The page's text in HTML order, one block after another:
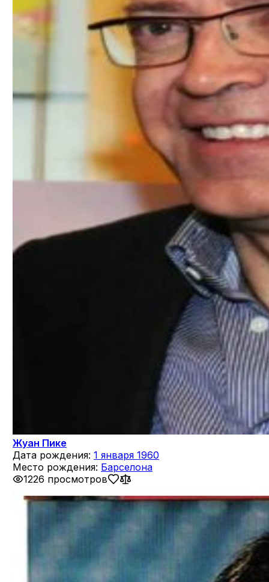
Жуан Пике
Дата рождения: 1 января 1960
Место рождения: Барселона
1226 просмотров